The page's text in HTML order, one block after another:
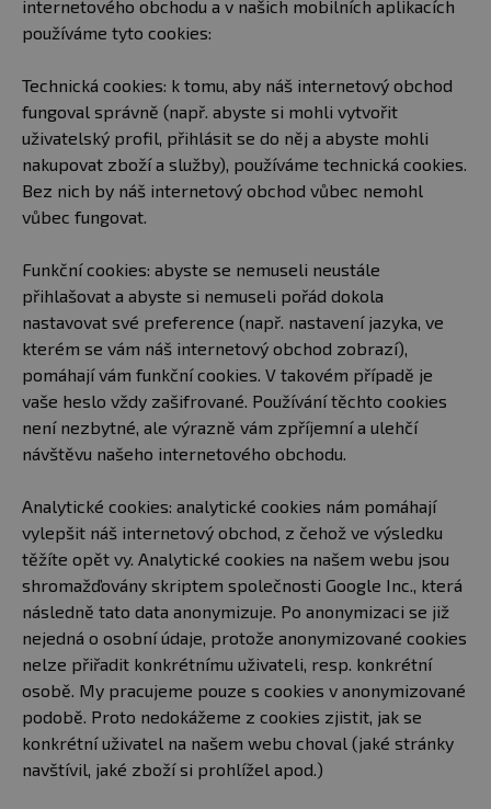
internetového obchodu a v našich mobilních aplikacích
používáme tyto cookies:
Technická cookies: k tomu, aby náš internetový obchod
fungoval správně (např. abyste si mohli vytvořit
uživatelský profil, přihlásit se do něj a abyste mohli
nakupovat zboží a služby), používáme technická cookies.
Bez nich by náš internetový obchod vůbec nemohl
vůbec fungovat.
Funkční cookies: abyste se nemuseli neustále
přihlašovat a abyste si nemuseli pořád dokola
nastavovat své preference (např. nastavení jazyka, ve
kterém se vám náš internetový obchod zobrazí),
pomáhají vám funkční cookies. V takovém případě je
vaše heslo vždy zašifrované. Používání těchto cookies
není nezbytné, ale výrazně vám zpříjemní a ulehčí
návštěvu našeho internetového obchodu.
Analytické cookies: analytické cookies nám pomáhají
vylepšit náš internetový obchod, z čehož ve výsledku
těžíte opět vy. Analytické cookies na našem webu jsou
shromažďovány skriptem společnosti Google Inc., která
následně tato data anonymizuje. Po anonymizaci se již
nejedná o osobní údaje, protože anonymizované cookies
nelze přiřadit konkrétnímu uživateli, resp. konkrétní
osobě. My pracujeme pouze s cookies v anonymizované
podobě. Proto nedokážeme z cookies zjistit, jak se
konkrétní uživatel na našem webu choval (jaké stránky
navštívil, jaké zboží si prohlížel apod.)